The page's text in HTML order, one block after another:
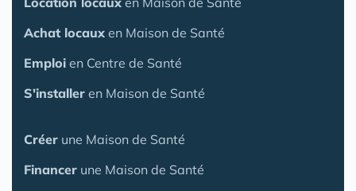
Achat locaux en Maison de Santé
Emploi en Centre de Santé
S'installer en Maison de Santé
Créer une Maison de Santé
Financer une Maison de Santé